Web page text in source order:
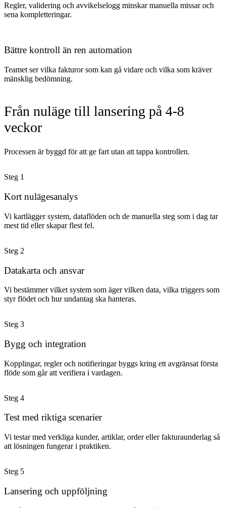
Regler, validering och avvikelselogg minskar manuella missar och
sena kompletteringar.
Bättre kontroll än ren automation
Teamet ser vilka fakturor som kan gå vidare och vilka som kräver
mänsklig bedömning.
Från nuläge till lansering på 4-8
veckor
Processen är byggd för att ge fart utan att tappa kontrollen.
Steg 1
Kort nulägesanalys
Vi kartlägger system, dataflöden och de manuella steg som i dag tar
mest tid eller skapar flest fel.
Steg 2
Datakarta och ansvar
Vi bestämmer vilket system som äger vilken data, vilka triggers som
styr flödet och hur undantag ska hanteras.
Steg 3
Bygg och integration
Kopplingar, regler och notifieringar byggs kring ett avgränsat första
flöde som går att verifiera i vardagen.
Steg 4
Test med riktiga scenarier
Vi testar med verkliga kunder, artiklar, order eller fakturaunderlag så
att lösningen fungerar i praktiken.
Steg 5
Lansering och uppföljning